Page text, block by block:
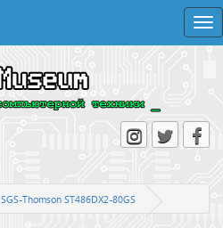
SGS-Thomson ST486DX2-80GS